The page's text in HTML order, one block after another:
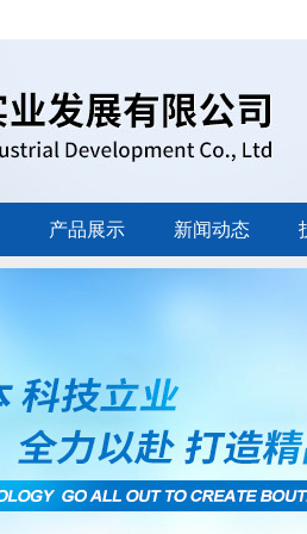
产品展示 新闻动态